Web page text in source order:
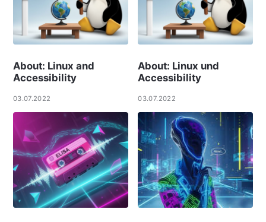
About: Linux and
Accessibility
03.07.2022
About: Linux und
Accessibility
03.07.2022